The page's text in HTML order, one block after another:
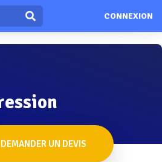
CONNEXION
DEMANDER UN DEVIS